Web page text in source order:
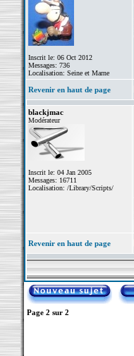
Inscrit le: 06 Oct 2012
Messages: 736
Localisation: Seine et Marne
Revenir en haut de page
blackjmac
Modérateur
Inscrit le: 04 Jan 2005
Messages: 16711
Localisation: /Library/Scripts/
Revenir en haut de page
Page 2 sur 2